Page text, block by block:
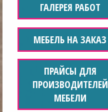
ГАЛЕРЕЯ РАБОТ
МЕБЕЛЬ НА ЗАКАЗ
ПРАЙСЫ ДЛЯ
ПРОИЗВОДИТЕЛЕЙ
МЕБЕЛИ